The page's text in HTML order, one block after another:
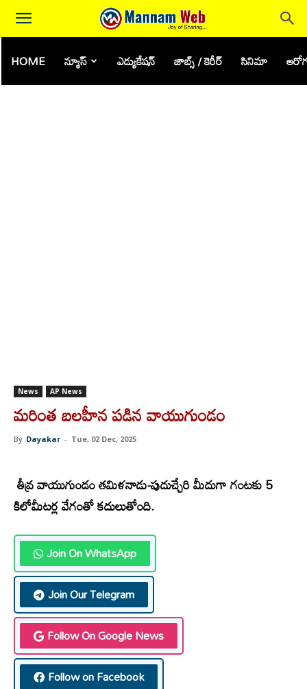
HOME న్యూస్ ఎడ్యుకేషన్ జాబ్స్ / కెరీర్ సినిమా
News AP News
మరింత బలహీన పడిన వాయుగుండం
By Dayakar - Tue, 02 Dec, 2025
తీవ్ర వాయుగుండం తమిళనాడు-పుదుచ్చేరి మీదుగా గంటకు 5
కిలోమీటర్ల వేగంతో కదులుతోంది.
Join On WhatsApp
Join Our Telegram
Follow On Google News
Follow on Facebook